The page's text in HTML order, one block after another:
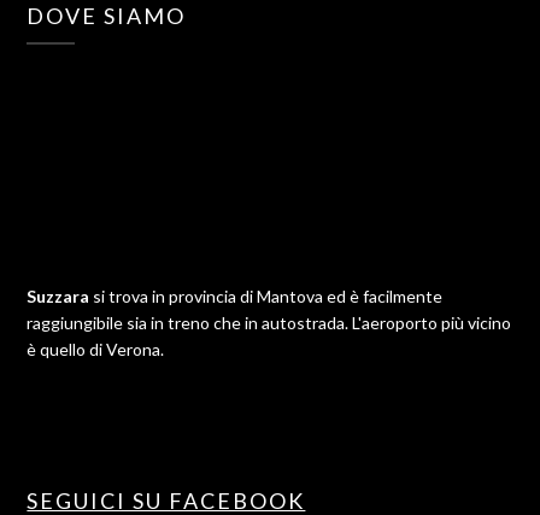
DOVE SIAMO
Suzzara si trova in provincia di Mantova ed è facilmente
raggiungibile sia in treno che in autostrada. L'aeroporto più vicino
è quello di Verona.
SEGUICI SU FACEBOOK